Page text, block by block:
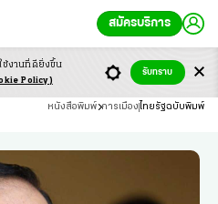
สมัครบริการ
หนังสือพิมพ์ การเมือง ไทยรัฐฉบับพิมพ์
ช้งานที่ดียิ่งขึ้น
Policy)
รับทราบ